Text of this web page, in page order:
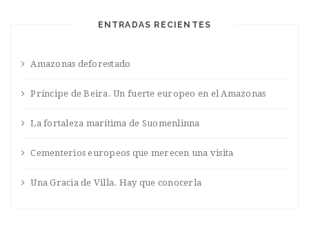
ENTRADAS RECIENTES
Amazonas deforestado
Príncipe de Beira. Un fuerte europeo en el Amazonas
La fortaleza marítima de Suomenlinna
Cementerios europeos que merecen una visita
Una Gracia de Villa. Hay que conocerla